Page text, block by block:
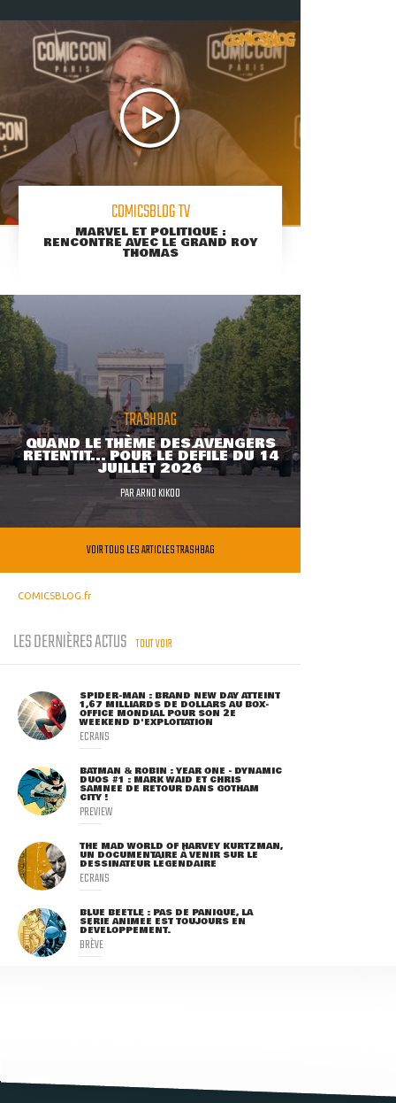
COMICSBLOG TV
MARVEL ET POLITIQUE :
RENCONTRE AVEC LE GRAND ROY
THOMAS
TRASHBAG
QUAND LE THÈME DES AVENGERS
RETENTIT... POUR LE DÉFILÉ DU 14
JUILLET 2026
PARARNO KIKOO
VOIR TOUS LES ARTICLES TRASHBAG
COMICSBLOG.fr
LES DERNIÈRES ACTUS TOUT VOIR
SPIDER-MAN : BRAND NEW DAY ATTEINT
1,67 MILLIARDS DE DOLLARS AU BOX-
OFFICE MONDIAL POUR SON 2E
WEEKEND D'EXPLOITATION
ECRANS
BATMAN & ROBIN : YEAR ONE - DYNAMIC
DUOS #1 : MARK WAID ET CHRIS
SAMNEE DE RETOUR DANS GOTHAM
CITY !
PREVIEW
THE MAD WORLD OF HARVEY KURTZMAN,
UN DOCUMENTAIRE À VENIR SUR LE
DESSINATEUR LÉGENDAIRE
ECRANS
BLUE BEETLE : PAS DE PANIQUE, LA
SÉRIE ANIMÉE EST TOUJOURS EN
DÉVELOPPEMENT.
BRÈVE